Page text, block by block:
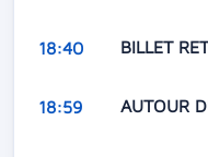
18:40 BILLET
18:59 AUTOUR